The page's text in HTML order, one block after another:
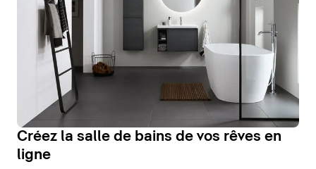
Créez la salle de bains de vos rêves en
ligne